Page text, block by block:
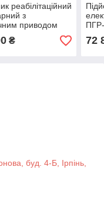
реабілітаційний
з
приводом
ПГР- 120 ГО
₴ 72
буд. 4-Б, Ірпінь,